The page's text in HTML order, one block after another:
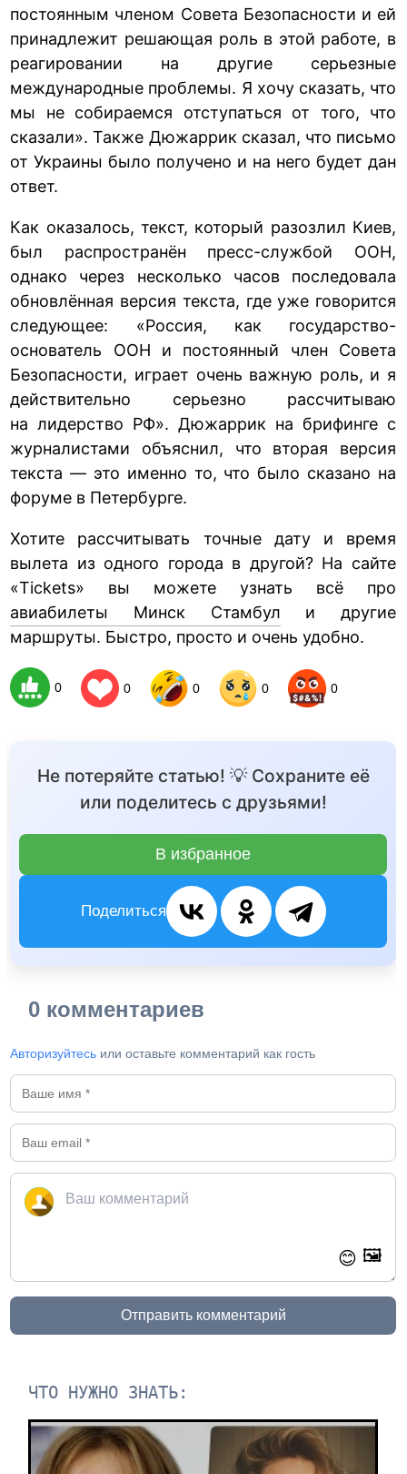
постоянным членом Совета Безопасности и ей
принадлежит решающая роль в этой работе, в
реагировании на другие серьезные
международные проблемы. Я хочу сказать, что
мы не собираемся отступаться от того, что
сказали». Также Дюжаррик сказал, что письмо
от Украины было получено и на него будет дан
ответ.
Как оказалось, текст, который разозлил Киев,
был распространён пресс-службой ООН,
однако через несколько часов последовала
обновлённая версия текста, где уже говорится
следующее: «Россия, как государство-
основатель ООН и постоянный член Совета
Безопасности, играет очень важную роль, и я
действительно серьезно рассчитываю
на лидерство РФ». Дюжаррик на брифинге с
журналистами объяснил, что вторая версия
текста — это именно то, что было сказано на
форуме в Петербурге.
Хотите рассчитывать точные дату и время
вылета из одного города в другой? На сайте
«Tickets» вы можете узнать всё про
авиабилеты Минск Стамбул и другие
маршруты. Быстро, просто и очень удобно.
0 0 0 0 0
Не потеряйте статью! 💡 Сохраните её
или поделитесь с друзьями!
В избранное
Поделиться
0 комментариев
Авторизуйтесь или оставьте комментарий как гость
😊 🖼️
Отправить комментарий
ЧТО НУЖНО ЗНАТЬ: